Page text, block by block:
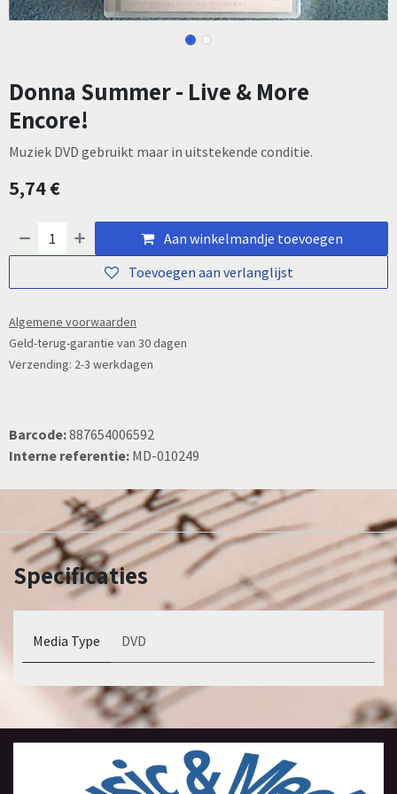
Donna Summer - Live & More
Encore!
Muziek DVD gebruikt maar in uitstekende conditie.
5,74€
Aan winkelmandje toevoegen
Toevoegen aan verlanglijst
Algemene voorwaarden
Geld-terug-garantie van 30 dagen
Verzending: 2-3 werkdagen
Barcode:887654006592
Interne referentie: MD-010249
Specificaties
Media Type DVD